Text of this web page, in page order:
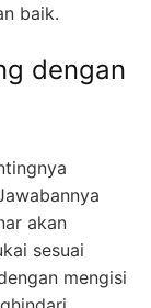
baik.
dengan
akan
sesuai
mengisi